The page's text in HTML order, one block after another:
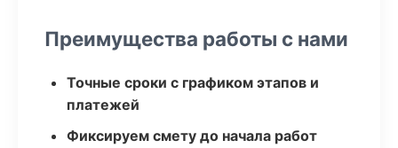
Преимущества работы с нами
Точные сроки с графиком этапов и
платежей
Фиксируем смету до начала работ